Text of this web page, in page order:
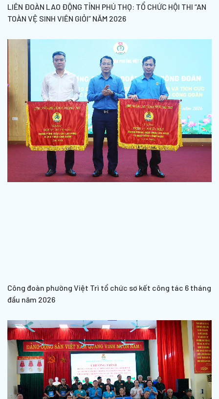
LIÊN ĐOÀN LAO ĐỘNG TỈNH PHÚ THỌ: TỔ CHỨC HỘI THI “AN
TOÀN VỆ SINH VIÊN GIỎI” NĂM 2026
Công đoàn phường Việt Trì tổ chức sơ kết công tác 6 tháng
đầu năm 2026